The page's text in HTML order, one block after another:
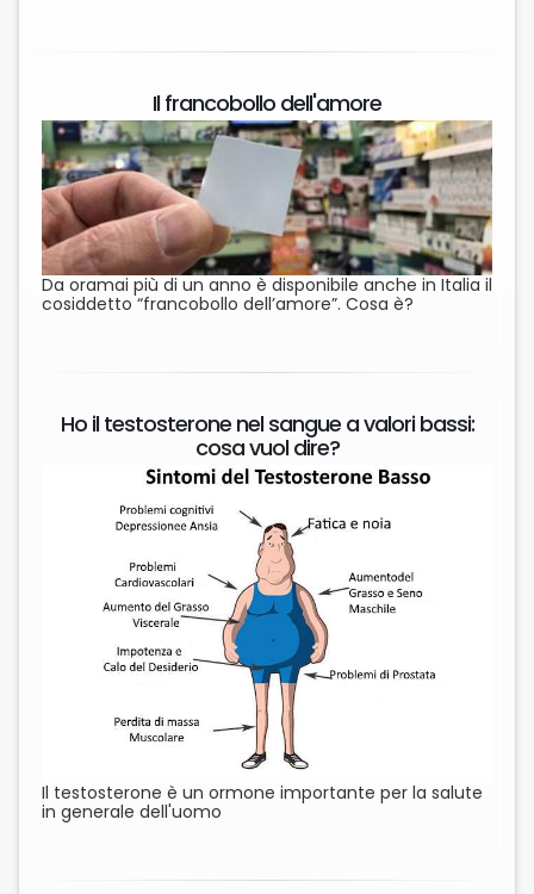
Il francobollo dell'amore
Da oramai più di un anno è disponibile anche in Italia il
cosiddetto “francobollo dell’amore”. Cosa è?
Ho il testosterone nel sangue a valori bassi:
cosa vuol dire?
Il testosterone è un ormone importante per la salute
in generale dell'uomo